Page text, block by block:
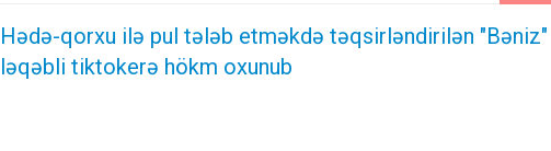
Hədə-qorxu ilə pul tələb etməkdə təqsirləndirilən "Bəniz"
ləqəbli tiktokerə hökm oxunub